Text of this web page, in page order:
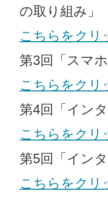
の取り組み」
こちらをクリ
第3回「スマ
こちらをクリ
第4回「イン
こちらをクリ
第5回「イン
こちらをクリ